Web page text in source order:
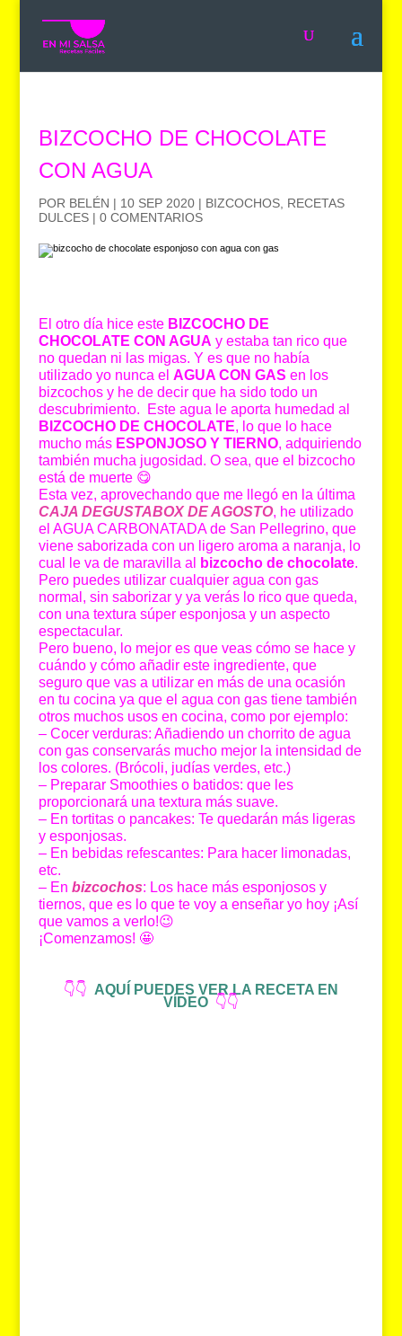
BIZCOCHO DE CHOCOLATE
CON AGUA
POR BELÉN | 10 SEP 2020| BIZCOCHOS, RECETAS
DULCES| 0 COMENTARIOS
El otro día hice este BIZCOCHO DE
CHOCOLATE CON AGUA y estaba tan rico que
no quedan ni las migas. Y es que no había
utilizado yo nunca el AGUA CON GAS en los
bizcochos y he de decir que ha sido todo un
descubrimiento. Este agua le aporta humedad al
BIZCOCHO DE CHOCOLATE, lo que lo hace
mucho más ESPONJOSO Y TIERNO, adquiriendo
también mucha jugosidad. O sea, que el bizcocho
está de muerte 😋
Esta vez, aprovechando que me llegó en la última
CAJA DEGUSTABOX DE AGOSTO, he utilizado
el AGUA CARBONATADA de San Pellegrino, que
viene saborizada con un ligero aroma a naranja, lo
cual le va de maravilla al
bizcocho de chocolate.
Pero puedes utilizar cualquier agua con gas
normal, sin saborizar y ya verás lo rico que queda,
con una textura súper esponjosa y un aspecto
espectacular.
Pero bueno, lo mejor es que veas cómo se hace y
cuándo y cómo añadir este ingrediente, que
seguro que vas a utilizar en más de una ocasión
en tu cocina ya que el agua con gas tiene también
otros muchos usos en cocina, como por ejemplo:
– Cocer verduras: Añadiendo un chorrito de agua
con gas conservarás mucho mejor la intensidad de
los colores. (Brócoli, judías verdes, etc.)
– Preparar Smoothies o batidos: que les
proporcionará una textura más suave.
– En tortitas o pancakes: Te quedarán más ligeras
y esponjosas.
– En bebidas refescantes: Para hacer limonadas,
etc.
– En bizcochos: Los hace más esponjosos y
tiernos, que es lo que te voy a enseñar yo hoy ¡Así
que vamos a verlo!😉
¡Comenzamos! 🤩
👇👇 AQUÍ PUEDES VER LA RECETA EN
VÍDEO 👇👇